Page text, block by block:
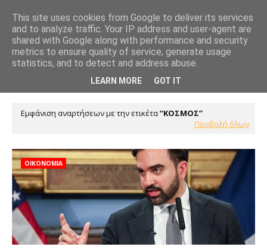
Εμφάνιση αναρτήσεων με την ετικέτα ΚΟΣΜΟΣ
Προβολή όλων
ΟΙΚΟΝΟΜΙΑ
This site uses cookies from Google to deliver its services
and to analyze traffic. Your IP address and user-agent are
shared with Google along with performance and security
metrics to ensure quality of service, generate usage
statistics, and to detect and address abuse.
LEARN MORE GOT IT